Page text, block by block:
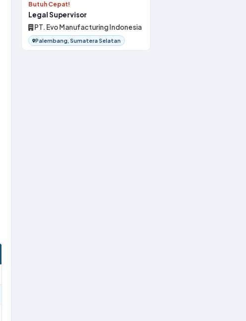
Butuh Cepat!
Legal Supervisor
PT. Evo Manufacturing Indonesia
Palembang, Sumatera Selatan